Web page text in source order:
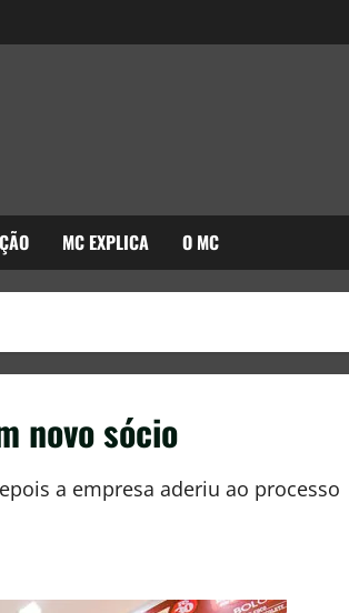
MC EXPLICA O MC
novo sócio
a empresa aderiu ao processo